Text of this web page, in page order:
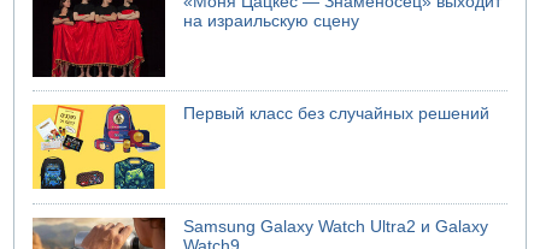
на израильскую сцену
Первый класс без случайных решений
Samsung Galaxy Watch Ultra2 и Galaxy